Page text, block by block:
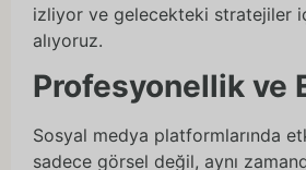
izliyor ve gelecekteki stratejiler
alıyoruz.
Profesyonellik ve
Sosyal medya platformlarında
sadece görsel değil, aynı